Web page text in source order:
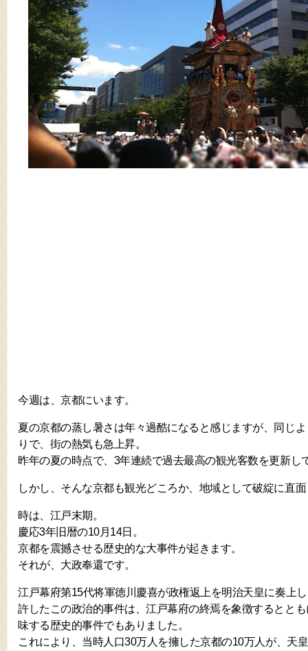
今週は、京都にいます。
夏の京都の蒸し暑さは年々過酷になると感じますが、同じ
りで、街の熱気も急上昇。
昨年の夏の時点で、3年連続で過去最高の観光客数を更新し
しかし、そんな京都も観光どころか、地域として破綻に直
時は、江戸末期。
慶応3年旧暦の10月14日。
京都を震撼させる歴史的な大事件が起きます。
それが、大政奉還です。
江戸幕府第15代将軍徳川慶喜が政権返上を明治天皇に奏上
許したこの政治的事件は、江戸幕府の終焉を象徴するとと
味する歴史的事件でもありました。
これにより、当時人口30万人を擁した京都の10万人が、天